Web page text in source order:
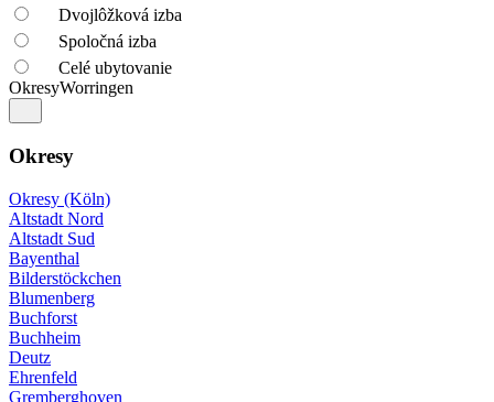
Dvojlôžková izba
Spoločná izba
Celé ubytovanie
OkresyWorringen
Okresy
Okresy (Köln)
Altstadt Nord
Altstadt Sud
Bayenthal
Bilderstöckchen
Blumenberg
Buchforst
Buchheim
Deutz
Ehrenfeld
Gremberghoven